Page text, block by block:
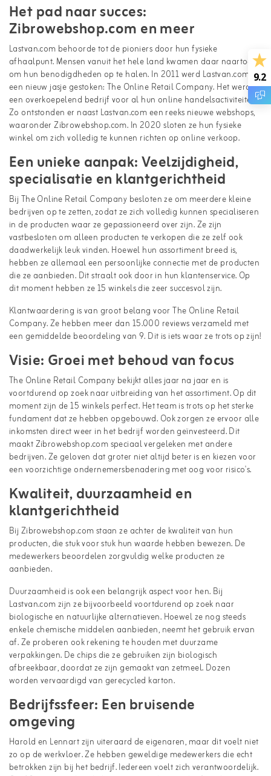
Het pad naar succes:
Zibrowebshop.com en meer
Lastvan.com behoorde tot de pioniers door hun fysieke
afhaalpunt. Mensen vanuit het hele land kwamen daar naartoe
om hun benodigdheden op te halen. In 2011 werd Lastvan.com in
een nieuw jasje gestoken: The Online Retail Company. Het werd
een overkoepelend bedrijf voor al hun online handelsactiviteiten.
Zo ontstonden er naast Lastvan.com een reeks nieuwe webshops,
waaronder Zibrowebshop.com. In 2020 sloten ze hun fysieke
winkel om zich volledig te kunnen richten op online verkoop.
Een unieke aanpak: Veelzijdigheid,
specialisatie en klantgerichtheid
Bij The Online Retail Company besloten ze om meerdere kleine
bedrijven op te zetten, zodat ze zich volledig kunnen specialiseren
in de producten waar ze gepassioneerd over zijn. Ze zijn
vastbesloten om alleen producten te verkopen die ze zelf ook
daadwerkelijk leuk vinden. Hoewel hun assortiment breed is,
hebben ze allemaal een persoonlijke connectie met de producten
die ze aanbieden. Dit straalt ook door in hun klantenservice. Op
dit moment hebben ze 15 winkels die zeer succesvol zijn.
Klantwaardering is van groot belang voor The Online Retail
Company. Ze hebben meer dan 15.000 reviews verzameld met
een gemiddelde beoordeling van 9. Dit is iets waar ze trots op zijn!
Visie: Groei met behoud van focus
The Online Retail Company bekijkt alles jaar na jaar en is
voortdurend op zoek naar uitbreiding van het assortiment. Op dit
moment zijn de 15 winkels perfect. Het team is trots op het sterke
fundament dat ze hebben opgebouwd. Ook zorgen ze ervoor alle
inkomsten direct weer in het bedrijf worden geïnvesteerd. Dit
maakt Zibrowebshop.com speciaal vergeleken met andere
bedrijven. Ze geloven dat groter niet altijd beter is en kiezen voor
een voorzichtige ondernemersbenadering met oog voor risico's.
Kwaliteit, duurzaamheid en
klantgerichtheid
Bij Zibrowebshop.com staan ze achter de kwaliteit van hun
producten, die stuk voor stuk hun waarde hebben bewezen. De
medewerkers beoordelen zorgvuldig welke producten ze
aanbieden.
Duurzaamheid is ook een belangrijk aspect voor hen. Bij
Lastvan.com zijn ze bijvoorbeeld voortdurend op zoek naar
biologische en natuurlijke alternatieven. Hoewel ze nog steeds
enkele chemische middelen aanbieden, neemt het gebruik ervan
af. Ze proberen ook rekening te houden met duurzame
verpakkingen. De chips die ze gebruiken zijn biologisch
afbreekbaar, doordat ze zijn gemaakt van zetmeel. Dozen
worden vervaardigd van gerecycled karton.
Bedrijfssfeer: Een bruisende
omgeving
Harold en Lennart zijn uiteraard de eigenaren, maar dit voelt niet
zo op de werkvloer. Ze hebben geweldige medewerkers die echt
betrokken zijn bij het bedrijf. Iedereen voelt zich verantwoordelijk.
9.2